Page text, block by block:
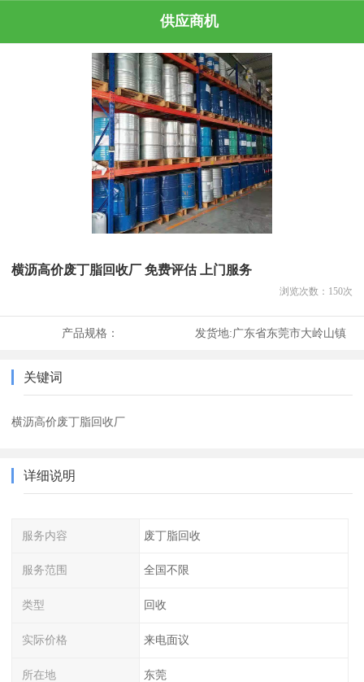
供应商机
横沥高价废丁脂回收厂 免费评估 上门服务
浏览次数： 150次
产品规格： 发货地:广东省东莞市大岭山镇
关键词
横沥高价废丁脂回收厂
详细说明
服务内容 废丁脂回收
服务范围 全国不限
类型 回收
实际价格 来电面议
所在地 东莞